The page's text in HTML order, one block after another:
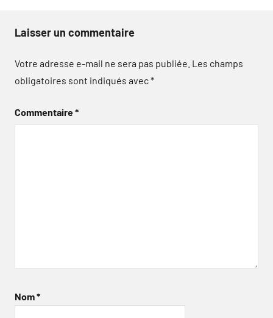
Laisser un commentaire
Votre adresse e-mail ne sera pas publiée. Les champs
obligatoires sont indiqués avec*
Commentaire*
Nom*